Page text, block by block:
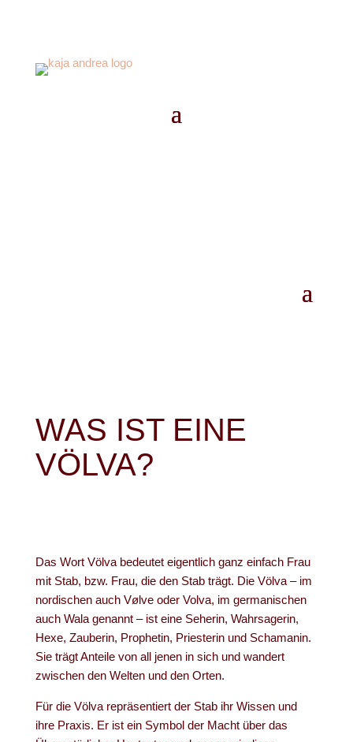
WAS IST EINE
VÖLVA?
Das Wort Völva bedeutet eigentlich ganz einfach Frau
mit Stab, bzw. Frau, die den Stab trägt. Die Völva – im
nordischen auch Vølve oder Volva, im germanischen
auch Wala genannt – ist eine Seherin, Wahrsagerin,
Hexe, Zauberin, Prophetin, Priesterin und Schamanin.
Sie trägt Anteile von all jenen in sich und wandert
zwischen den Welten und den Orten.
Für die Völva repräsentiert der Stab ihr Wissen und
ihre Praxis. Er ist ein Symbol der Macht über das